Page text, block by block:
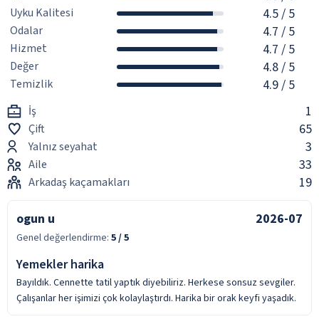
Uyku Kalitesi 4.5/ 5
Odalar 4.7 / 5
Hizmet 4.7 / 5
Değer 4.8/ 5
Temizlik 4.9/ 5
İş 1
Çift 65
Yalnız seyahat 3
Aile 33
Arkadaş kaçamakları 19
ogun u 2026-07
Genel değerlendirme: 5/ 5
Yemekler harika
Bayıldık. Cennette tatil yaptık diyebiliriz. Herkese sonsuz sevgiler.
Çalışanlar her işimizi çok kolaylaştırdı. Harika bir orak keyfi yaşadık.